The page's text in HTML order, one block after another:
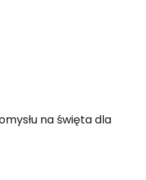
na święta dla